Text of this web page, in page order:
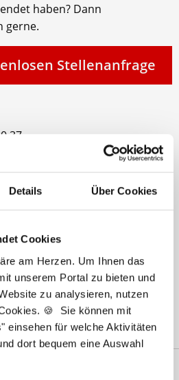
Details Über Cookies
Cookies
am Herzen. Um Ihnen das
unserem Portal zu bieten und
zu analysieren, nutzen
🍪 Sie können mit
einsehen für welche Aktivitäten
dort bequem eine Auswahl
haben? Dann
gerne.
Stellenanfrage
37
31
service.de